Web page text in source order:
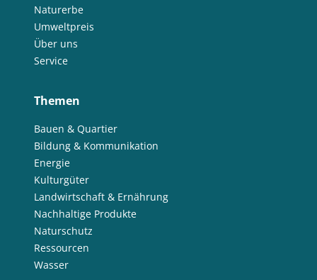
Naturerbe
Umweltpreis
Über uns
Service
Themen
Bauen & Quartier
Bildung & Kommunikation
Energie
Kulturgüter
Landwirtschaft & Ernährung
Nachhaltige Produkte
Naturschutz
Ressourcen
Wasser